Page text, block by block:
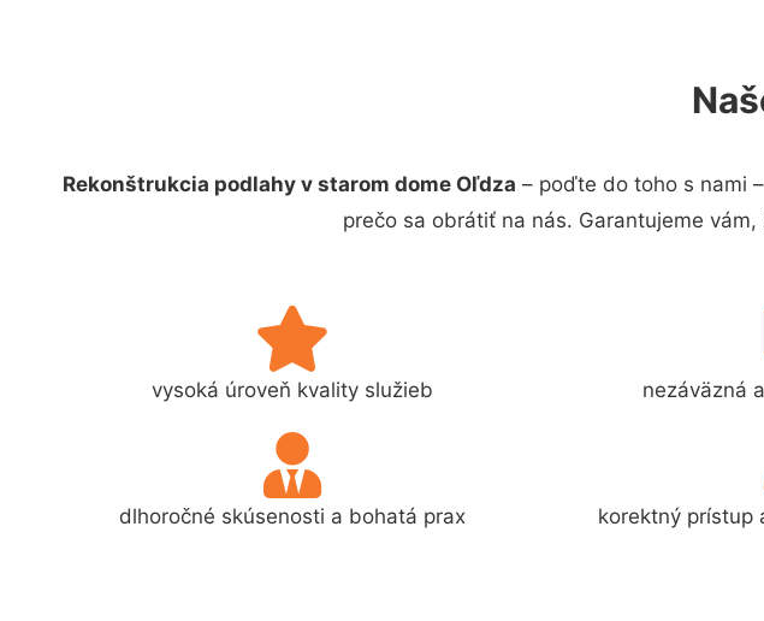
Rekonštrukcia podlahy v starom dome Oľdza – poďte do toho s nami
prečo sa obrátiť na nás. Garantujeme
vysoká úroveň kvality služieb nezáväzná
dlhoročné skúsenosti a bohatá prax korektný prístup